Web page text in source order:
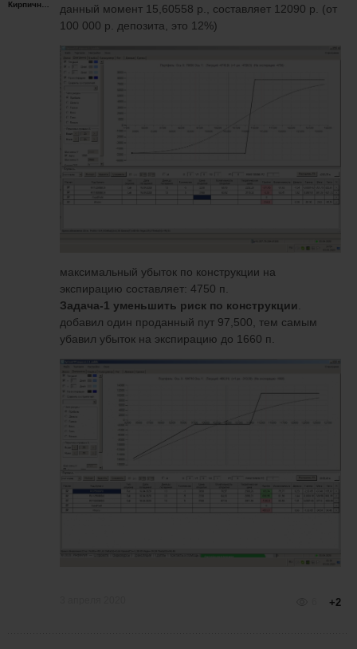
данный момент 15,60558 р., составляет 12090 р. (от
100 000 р. депозита, это 12%)
максимальный убыток по конструкции на
экспирацию составляет: 4750 п.
Задача-1 уменьшить риск по конструкции
добавил один проданный пут 97,500, тем самым
убавил убыток на экспирацию до 1660 п.
+2